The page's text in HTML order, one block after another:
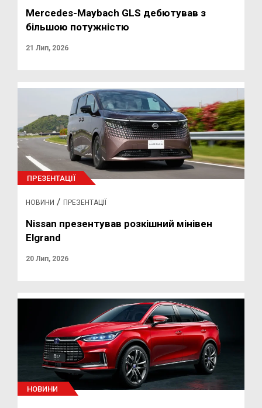
Mercedes-Maybach GLS дебютував з
більшою потужністю
21 Лип, 2026
ПРЕЗЕНТАЦІЇ
НОВИНИ / ПРЕЗЕНТАЦІЇ
Nissan презентував розкішний мінівен
Elgrand
20 Лип, 2026
НОВИНИ